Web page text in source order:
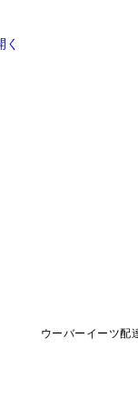
ウーバーイーツ配